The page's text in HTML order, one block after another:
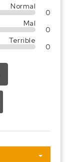
Normal
0
Mal
0
Terrible
0